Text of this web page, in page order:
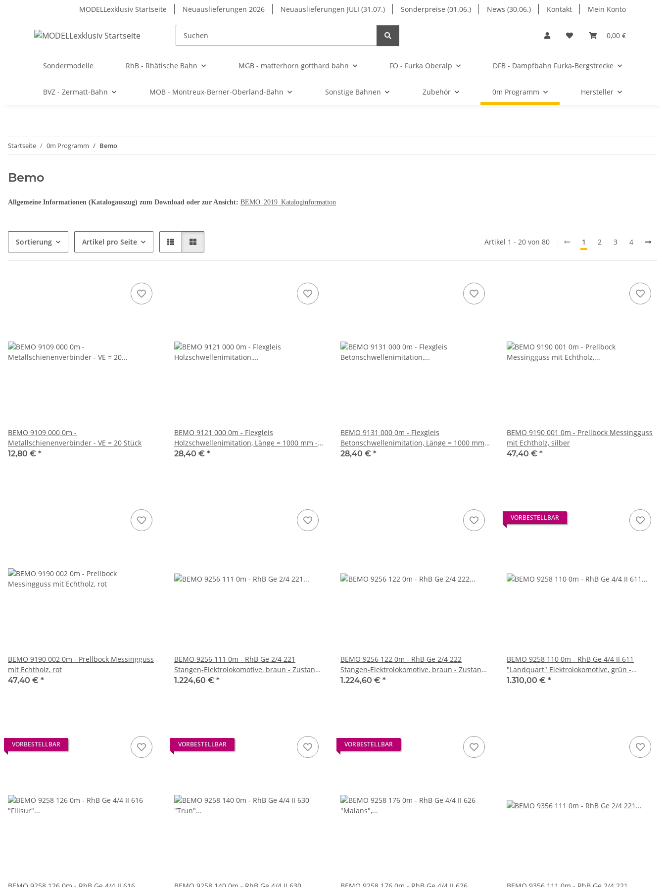
MODELLexklusiv Startseite Neuauslieferungen 2026 Neuauslieferungen JULI (31.07.) Sonderpreise (01.06.) News (30.06.) Kontakt Mein Konto
0,00 €
Sondermodelle RhB - Rhätische Bahn MGB - matterhorn gotthard bahn FO - Furka Oberalp DFB - Dampfbahn Furka-Bergstrecke
BVZ - Zermatt-Bahn MOB - Montreux-Berner-Oberland-Bahn Sonstige Bahnen Zubehör 0m Programm Hersteller
Startseite 0m Programm Bemo
Bemo
Allgemeine Informationen (Katalogauszug) zum Download oder zur Ansicht: BEMO_2019_Kataloginformation
Sortierung Artikel pro Seite Artikel 1 - 20 von 80 1 2 3 4
BEMO 9109 000 0m -
Metallschienenverbinder - VE = 20 Stück
12,80 € *
BEMO 9121 000 0m - Flexgleis
Holzschwellenimitation, Länge = 1000 mm -
BAUSATZ
28,40 € *
BEMO 9131 000 0m - Flexgleis
Betonschwellenimitation, Länge = 1000 mm -
BAUSATZ
28,40 € *
BEMO 9190 001 0m - Prellbock Messingguss
mit Echtholz, silber
47,40 € *
BEMO 9190 002 0m - Prellbock Messingguss
mit Echtholz, rot
47,40 € *
BEMO 9256 111 0m - RhB Ge 2/4 221
Stangen-Elektrolokomotive, braun - Zustand
ca.1955 LIMITIERT, Vbs 01.10.2022
1.224,60 € *
BEMO 9256 122 0m - RhB Ge 2/4 222
Stangen-Elektrolokomotive, braun - Zustand
aktuell
1.224,60 € *
VORBESTELLBAR
BEMO 9258 110 0m - RhB Ge 4/4 II 611
"Landquart" Elektrolokomotive, grün -
Nostalgielok Stiftung "Grün & Chrom" - Vbs
1.310,00 € *
VORBESTELLBAR VORBESTELLBAR VORBESTELLBAR